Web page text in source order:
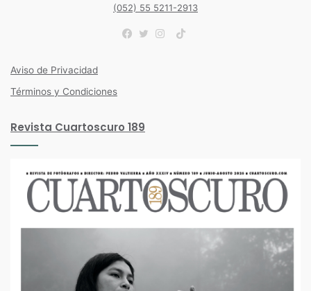
(052) 55 5211-2913
TikTok
Aviso de Privacidad
Términos y Condiciones
Revista Cuartoscuro 189